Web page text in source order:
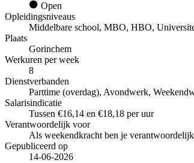
Open
Opleidingsniveaus
Middelbare school, MBO, HBO,
Plaats
Gorinchem
Werkuren per week
8
Dienstverbanden
Parttime (overdag), Avondwerk,
Salarisindicatie
Tussen €16,14 en €18,18 per uur
Verantwoordelijk voor
Als weekendkracht ben je
Gepubliceerd op
14-06-2026